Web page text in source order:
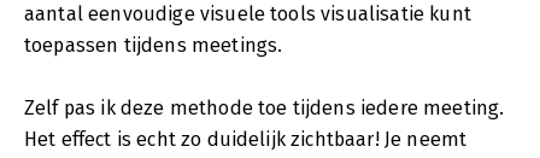
aantal eenvoudige visuele tools visualisatie kunt
toepassen tijdens meetings.
Zelf pas ik deze methode toe tijdens iedere meeting.
Het effect is echt zo duidelijk zichtbaar! Je neemt